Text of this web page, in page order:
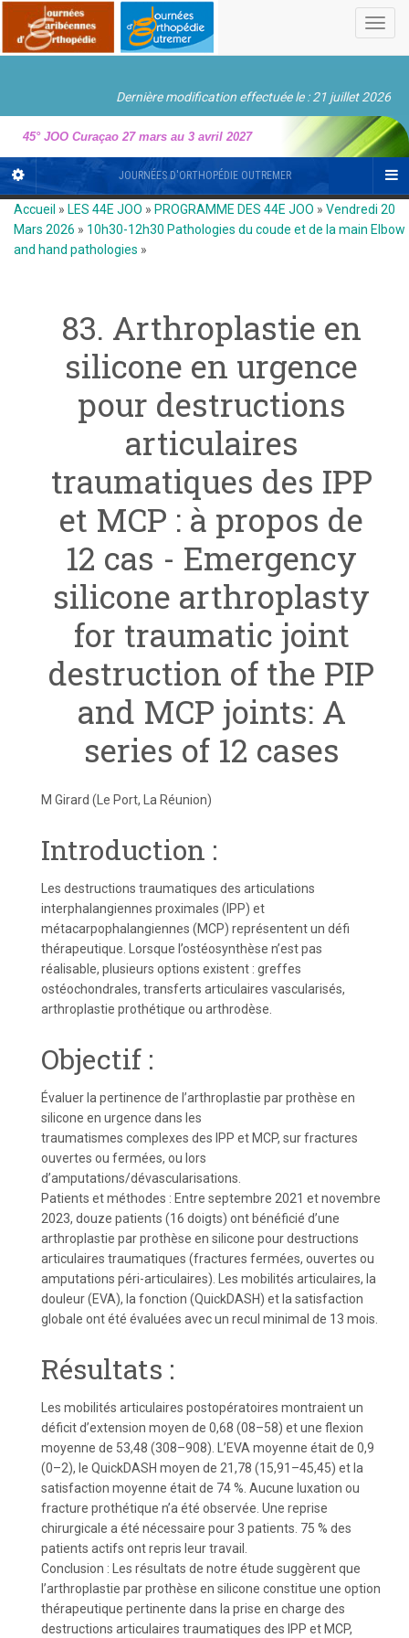
Dernière modification effectuée le : 21 juillet 2026
45° JOO Curaçao 27 mars au 3 avril 2027
JOURNÉES D'ORTHOPÉDIE OUTREMER
Accueil » LES 44E JOO » PROGRAMME DES 44E JOO » Vendredi 20
Mars 2026 » 10h30-12h30 Pathologies du coude et de la main Elbow
and hand pathologies »
83. Arthroplastie en
silicone en urgence
pour destructions
articulaires
traumatiques des IPP
et MCP : à propos de
12 cas - Emergency
silicone arthroplasty
for traumatic joint
destruction of the PIP
and MCP joints: A
series of 12 cases
M Girard (Le Port, La Réunion)
Introduction :
Les destructions traumatiques des articulations
interphalangiennes proximales (IPP) et
métacarpophalangiennes (MCP) représentent un défi
thérapeutique. Lorsque l’ostéosynthèse n’est pas
réalisable, plusieurs options existent : greffes
ostéochondrales, transferts articulaires vascularisés,
arthroplastie prothétique ou arthrodèse.
Objectif :
Évaluer la pertinence de l’arthroplastie par prothèse en
silicone en urgence dans les
traumatismes complexes des IPP et MCP, sur fractures
ouvertes ou fermées, ou lors
d’amputations/dévascularisations.
Patients et méthodes : Entre septembre 2021 et novembre
2023, douze patients (16 doigts) ont bénéficié d’une
arthroplastie par prothèse en silicone pour destructions
articulaires traumatiques (fractures fermées, ouvertes ou
amputations péri-articulaires). Les mobilités articulaires, la
douleur (EVA), la fonction (QuickDASH) et la satisfaction
globale ont été évaluées avec un recul minimal de 13 mois.
Résultats :
Les mobilités articulaires postopératoires montraient un
déficit d’extension moyen de 0,68 (08–58) et une flexion
moyenne de 53,48 (308–908). L’EVA moyenne était de 0,9
(0–2), le QuickDASH moyen de 21,78 (15,91–45,45) et la
satisfaction moyenne était de 74 %. Aucune luxation ou
fracture prothétique n’a été observée. Une reprise
chirurgicale a été nécessaire pour 3 patients. 75 % des
patients actifs ont repris leur travail.
Conclusion : Les résultats de notre étude suggèrent que
l’arthroplastie par prothèse en silicone constitue une option
thérapeutique pertinente dans la prise en charge des
destructions articulaires traumatiques des IPP et MCP,